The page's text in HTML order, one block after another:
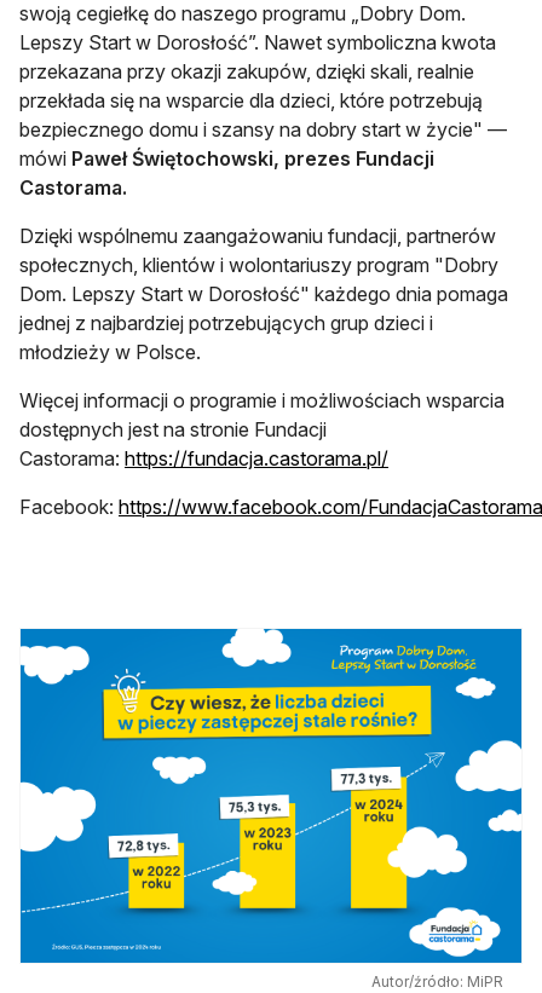
swoją cegiełkę do naszego programu „Dobry Dom.
Lepszy Start w Dorosłość”. Nawet symboliczna kwota
przekazana przy okazji zakupów, dzięki skali, realnie
przekłada się na wsparcie dla dzieci, które potrzebują
bezpiecznego domu i szansy na dobry start w życie" —
mówi Paweł Świętochowski, prezes Fundacji
Castorama.
Dzięki wspólnemu zaangażowaniu fundacji, partnerów
społecznych, klientów i wolontariuszy program "Dobry
Dom. Lepszy Start w Dorosłość" każdego dnia pomaga
jednej z najbardziej potrzebujących grup dzieci i
młodzieży w Polsce.
Więcej informacji o programie i możliwościach wsparcia
dostępnych jest na stronie Fundacji
Castorama: https://fundacja.castorama.pl/otwiera się w
Facebook: https://www.facebook.com/FundacjaCastorama
Autor/źródło: MiPR